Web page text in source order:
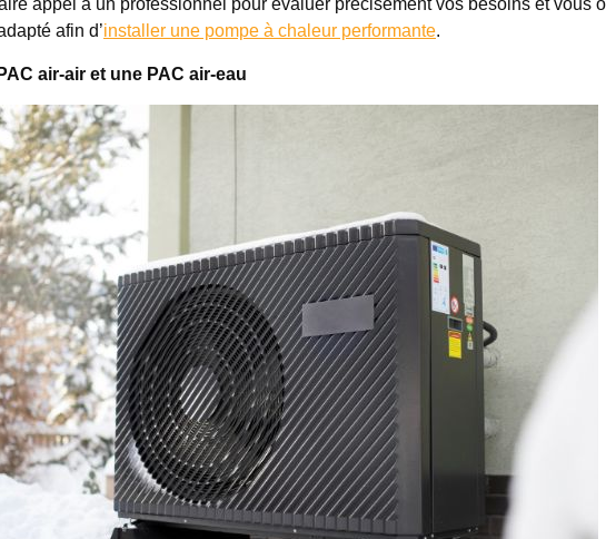
appel à un professionnel pour évaluer précisément vos besoins et vous
afin d’installer une pompe à chaleur performante.
air-air et une PAC air-eau